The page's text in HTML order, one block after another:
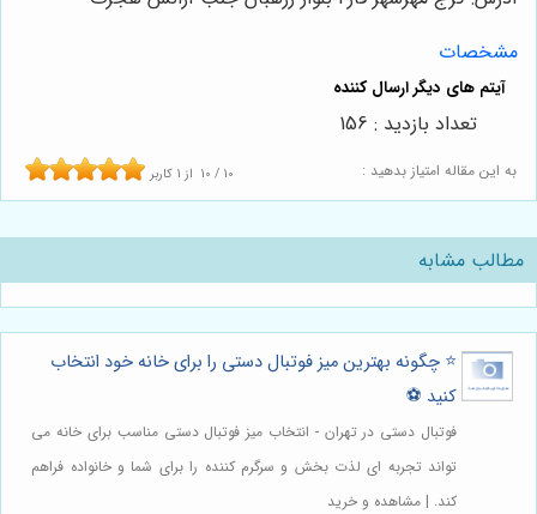
مشخصات
به این مقاله امتیاز بدهید : 10 / 10 از 1 کاربر
تعداد بازدید : 156
مطالب مشابه
⭐️ چگونه بهترین میز فوتبال دستی را برای خانه خود انتخاب
کنید ⚽️
فوتبال دستی در تهران - انتخاب میز فوتبال دستی مناسب برای خانه می
تواند تجربه ای لذت بخش و سرگرم کننده را برای شما و خانواده فراهم
کند. | مشاهده و خرید